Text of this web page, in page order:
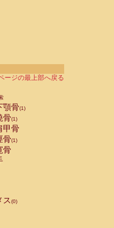
ージの最上部へ戻る
顎骨(1)
骨(1)
甲骨
骨(1)
骨
ス(0)